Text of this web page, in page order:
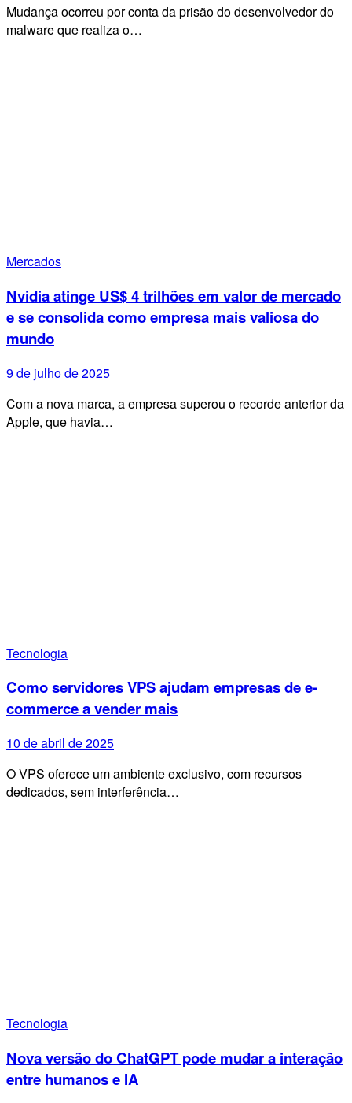
Mudança ocorreu por conta da prisão do desenvolvedor do
malware que realiza o…
Mercados
Nvidia atinge US$ 4 trilhões em valor de mercado
e se consolida como empresa mais valiosa do
mundo
9 de julho de 2025
Com a nova marca, a empresa superou o recorde anterior da
Apple, que havia…
Tecnologia
Como servidores VPS ajudam empresas de e-
commerce a vender mais
10 de abril de 2025
O VPS oferece um ambiente exclusivo, com recursos
dedicados, sem interferência…
Tecnologia
Nova versão do ChatGPT pode mudar a interação
entre humanos e IA